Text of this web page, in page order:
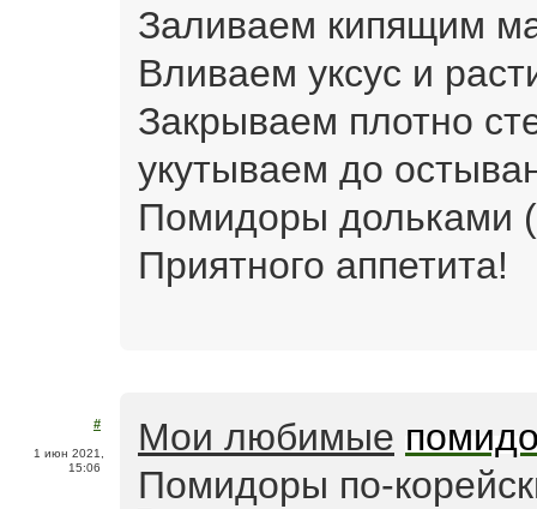
Заливаем кипящим
Вливаем уксус и
Закрываем плотно
укутываем до
Помидоры дольками
Приятного аппетита!
#
1 июн 2021,
15:06
Мои любимые
Помидоры по-